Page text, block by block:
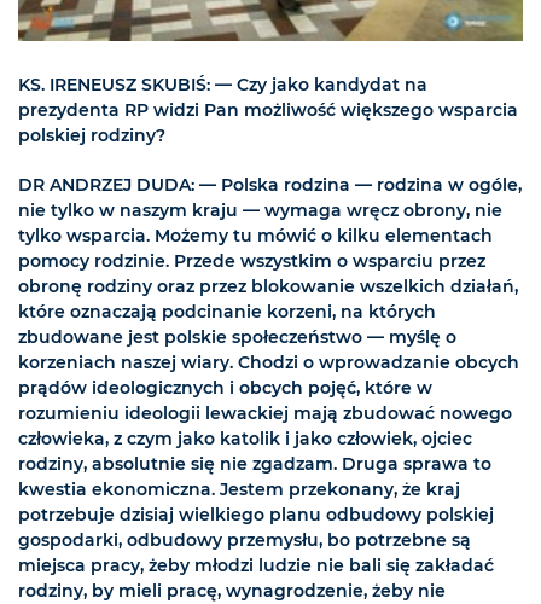
KS. IRENEUSZ SKUBIŚ: — Czy jako kandydat na
prezydenta RP widzi Pan możliwość większego wsparcia
polskiej rodziny?
DR ANDRZEJ DUDA: — Polska rodzina — rodzina w ogóle,
nie tylko w naszym kraju — wymaga wręcz obrony, nie
tylko wsparcia. Możemy tu mówić o kilku elementach
pomocy rodzinie. Przede wszystkim o wsparciu przez
obronę rodziny oraz przez blokowanie wszelkich działań,
które oznaczają podcinanie korzeni, na których
zbudowane jest polskie społeczeństwo — myślę o
korzeniach naszej wiary. Chodzi o wprowadzanie obcych
prądów ideologicznych i obcych pojęć, które w
rozumieniu ideologii lewackiej mają zbudować nowego
człowieka, z czym jako katolik i jako człowiek, ojciec
rodziny, absolutnie się nie zgadzam. Druga sprawa to
kwestia ekonomiczna. Jestem przekonany, że kraj
potrzebuje dzisiaj wielkiego planu odbudowy polskiej
gospodarki, odbudowy przemysłu, bo potrzebne są
miejsca pracy, żeby młodzi ludzie nie bali się zakładać
rodziny, by mieli pracę, wynagrodzenie, żeby nie